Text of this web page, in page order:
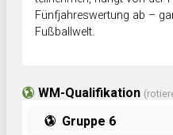
Fünfjahreswertung ab –
Fußballwelt.
WM-Qualifikation
Gruppe 6